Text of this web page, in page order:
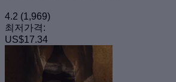
4.2 (1,969)
최저가격:
US$17.34